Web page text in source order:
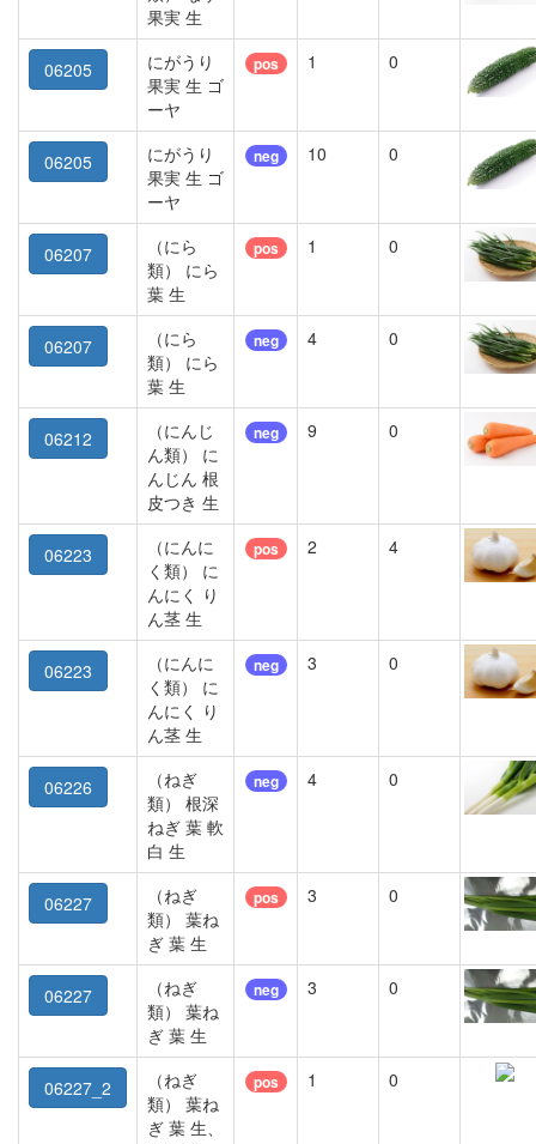
果実 生
06205
にがうり
果実 生 ゴ
ーヤ
pos 1 0
06205
にがうり
果実 生 ゴ
ーヤ
neg 10 0
06207
（にら
類） にら
葉 生
pos 1 0
06207
（にら
類） にら
葉 生
neg 4 0
06212
（にんじ
ん類） に
んじん 根
皮つき 生
neg 9 0
06223
（にんに
く類） に
んにく り
ん茎 生
pos 2 4
06223
（にんに
く類） に
んにく り
ん茎 生
neg 3 0
06226
（ねぎ
類） 根深
ねぎ 葉 軟
白 生
neg 4 0
06227
（ねぎ
類） 葉ね
ぎ 葉 生
pos 3 0
06227
（ねぎ
類） 葉ね
ぎ 葉 生
neg 3 0
06227_2
（ねぎ
類） 葉ね
ぎ 葉 生、
pos 1 0